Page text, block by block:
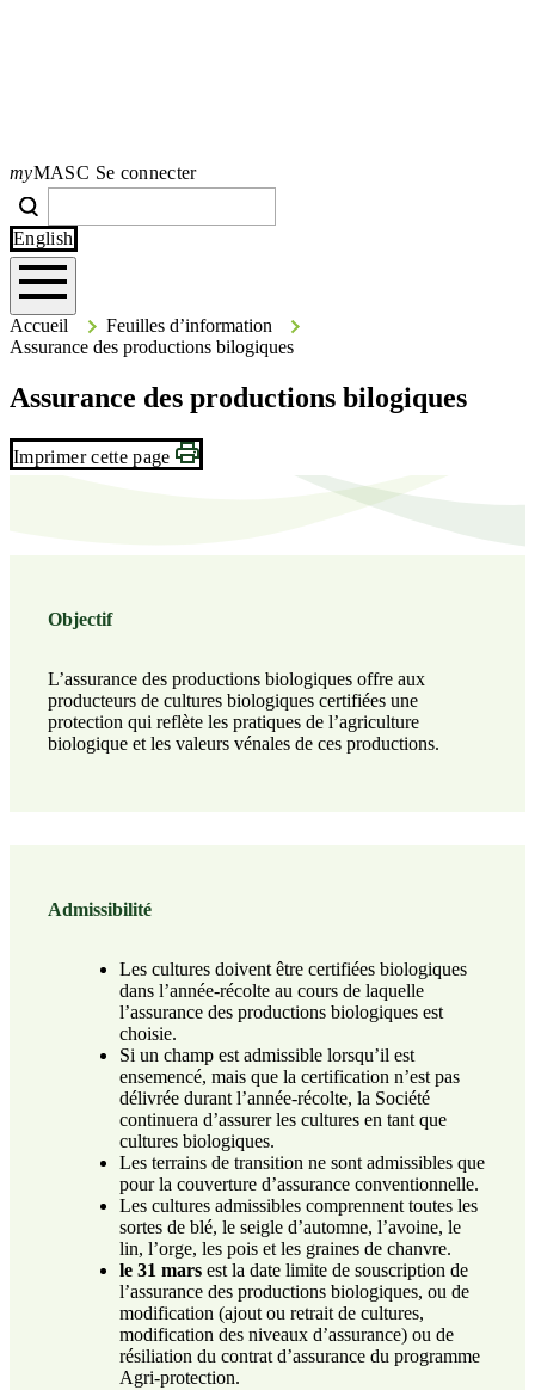
myMASC Se connecter
English
Accueil AccueilFeuilles d’information
Assurance des productions bilogiques
Assurance des productions bilogiques
Imprimer cette page
Objectif
L’assurance des productions biologiques offre aux
producteurs de cultures biologiques certifiées une
protection qui reflète les pratiques de l’agriculture
biologique et les valeurs vénales de ces productions.
Admissibilité
Les cultures doivent être certifiées biologiques
dans l’année-récolte au cours de laquelle
l’assurance des productions biologiques est
choisie.
Si un champ est admissible lorsqu’il est
ensemencé, mais que la certification n’est pas
délivrée durant l’année-récolte, la Société
continuera d’assurer les cultures en tant que
cultures biologiques.
Les terrains de transition ne sont admissibles que
pour la couverture d’assurance conventionnelle.
Les cultures admissibles comprennent toutes les
sortes de blé, le seigle d’automne, l’avoine, le
lin, l’orge, les pois et les graines de chanvre.
le 31 marsest la date limite de souscription de
l’assurance des productions biologiques, ou de
modification (ajout ou retrait de cultures,
modification des niveaux d’assurance) ou de
résiliation du contrat d’assurance du programme
Agri-protection.